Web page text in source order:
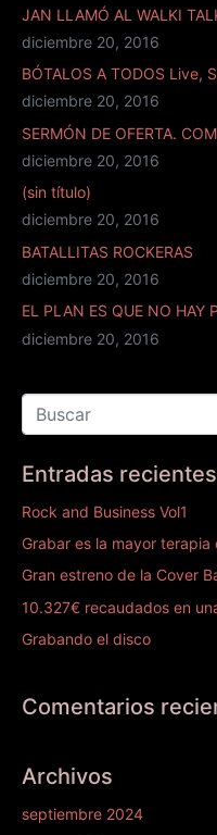
JAN LLAMÓ AL WALKI
diciembre 20, 2016
BÓTALOS A TODOS Live,
diciembre 20, 2016
SERMÓN DE OFERTA.
diciembre 20, 2016
(sin título)
diciembre 20, 2016
BATALLITAS ROCKERAS
diciembre 20, 2016
EL PLAN ES QUE NO HAY
diciembre 20, 2016
Entradas recientes
Rock and Business Vol1
Grabar es la mayor terapia
Gran estreno de la Cover
10.327€ recaudados en
Grabando el disco
Comentarios
Archivos
septiembre 2024